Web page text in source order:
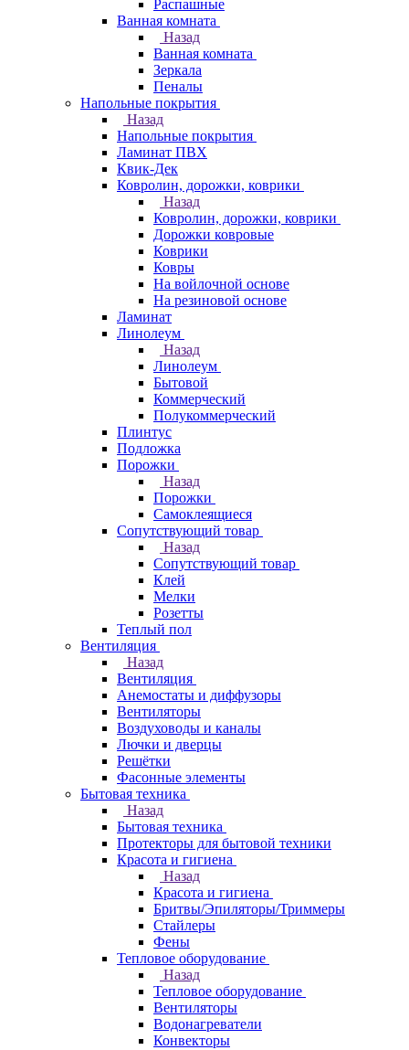
Распашные
Ванная комната
Назад
Ванная комната
Зеркала
Пеналы
Напольные покрытия
Назад
Напольные покрытия
Ламинат ПВХ
Квик-Дек
Ковролин, дорожки, коврики
Назад
Ковролин, дорожки, коврики
Дорожки ковровые
Коврики
Ковры
На войлочной основе
На резиновой основе
Ламинат
Линолеум
Назад
Линолеум
Бытовой
Коммерческий
Полукоммерческий
Плинтус
Подложка
Порожки
Назад
Порожки
Самоклеящиеся
Сопутствующий товар
Назад
Сопутствующий товар
Клей
Мелки
Розетты
Теплый пол
Вентиляция
Назад
Вентиляция
Анемостаты и диффузоры
Вентиляторы
Воздуховоды и каналы
Лючки и дверцы
Решётки
Фасонные элементы
Бытовая техника
Назад
Бытовая техника
Протекторы для бытовой техники
Красота и гигиена
Назад
Красота и гигиена
Бритвы/Эпиляторы/Триммеры
Стайлеры
Фены
Тепловое оборудование
Назад
Тепловое оборудование
Вентиляторы
Водонагреватели
Конвекторы